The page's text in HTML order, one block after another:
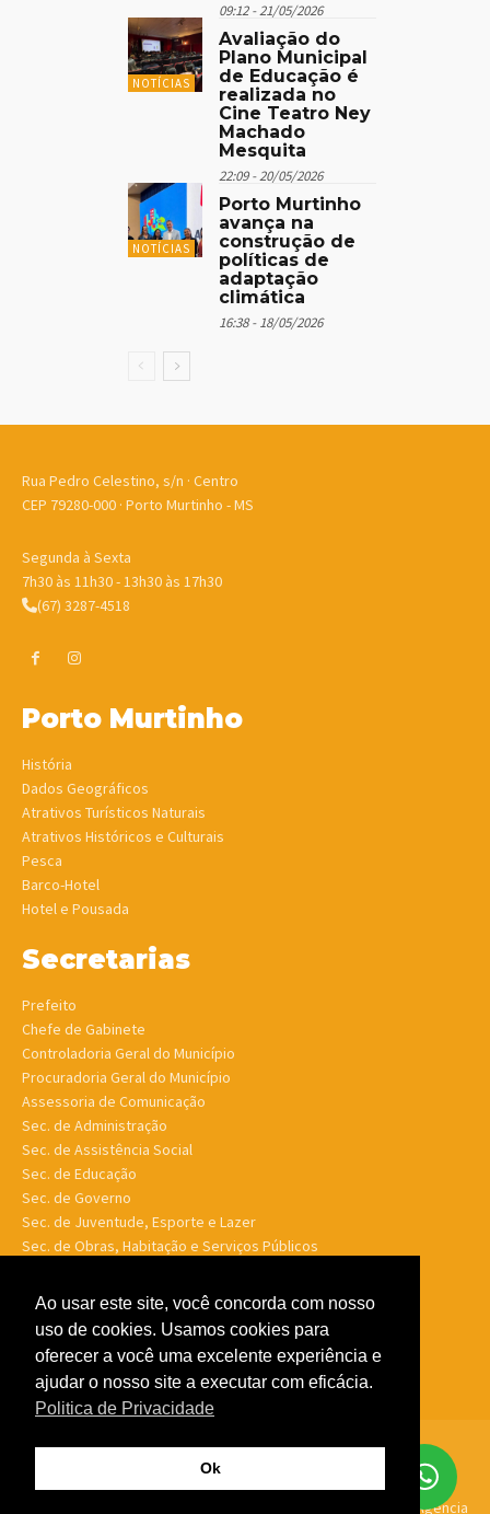
09:12 - 21/05/2026
NOTÍCIAS
Avaliação do
Plano Municipal
de Educação é
realizada no
Cine Teatro Ney
Machado
Mesquita
22:09 - 20/05/2026
NOTÍCIAS
Porto Murtinho
avança na
construção de
políticas de
adaptação
climática
16:38 - 18/05/2026
Rua Pedro Celestino, s/n · Centro
CEP 79280-000 · Porto Murtinho - MS
Segunda à Sexta
7h30 às 11h30 - 13h30 às 17h30
(67) 3287-4518
Porto Murtinho
História
Dados Geográficos
Atrativos Turísticos Naturais
Atrativos Históricos e Culturais
Pesca
Barco-Hotel
Hotel e Pousada
Secretarias
Prefeito
Chefe de Gabinete
Controladoria Geral do Município
Procuradoria Geral do Município
Assessoria de Comunicação
Sec. de Administração
Sec. de Assistência Social
Sec. de Educação
Sec. de Governo
Sec. de Juventude, Esporte e Lazer
Sec. de Obras, Habitação e Serviços Públicos
Sec. de Saúde
Sec. de Turismo
Sec. de Meio Ambiente, Desenv. Agrário, Aquicultura e Pesca
Politica de
GTW Agência
Ao usar este site, você concorda com nosso
uso de cookies. Usamos cookies para
oferecer a você uma excelente experiência e
ajudar o nosso site a executar com eficácia.
Politica de Privacidade
Ok